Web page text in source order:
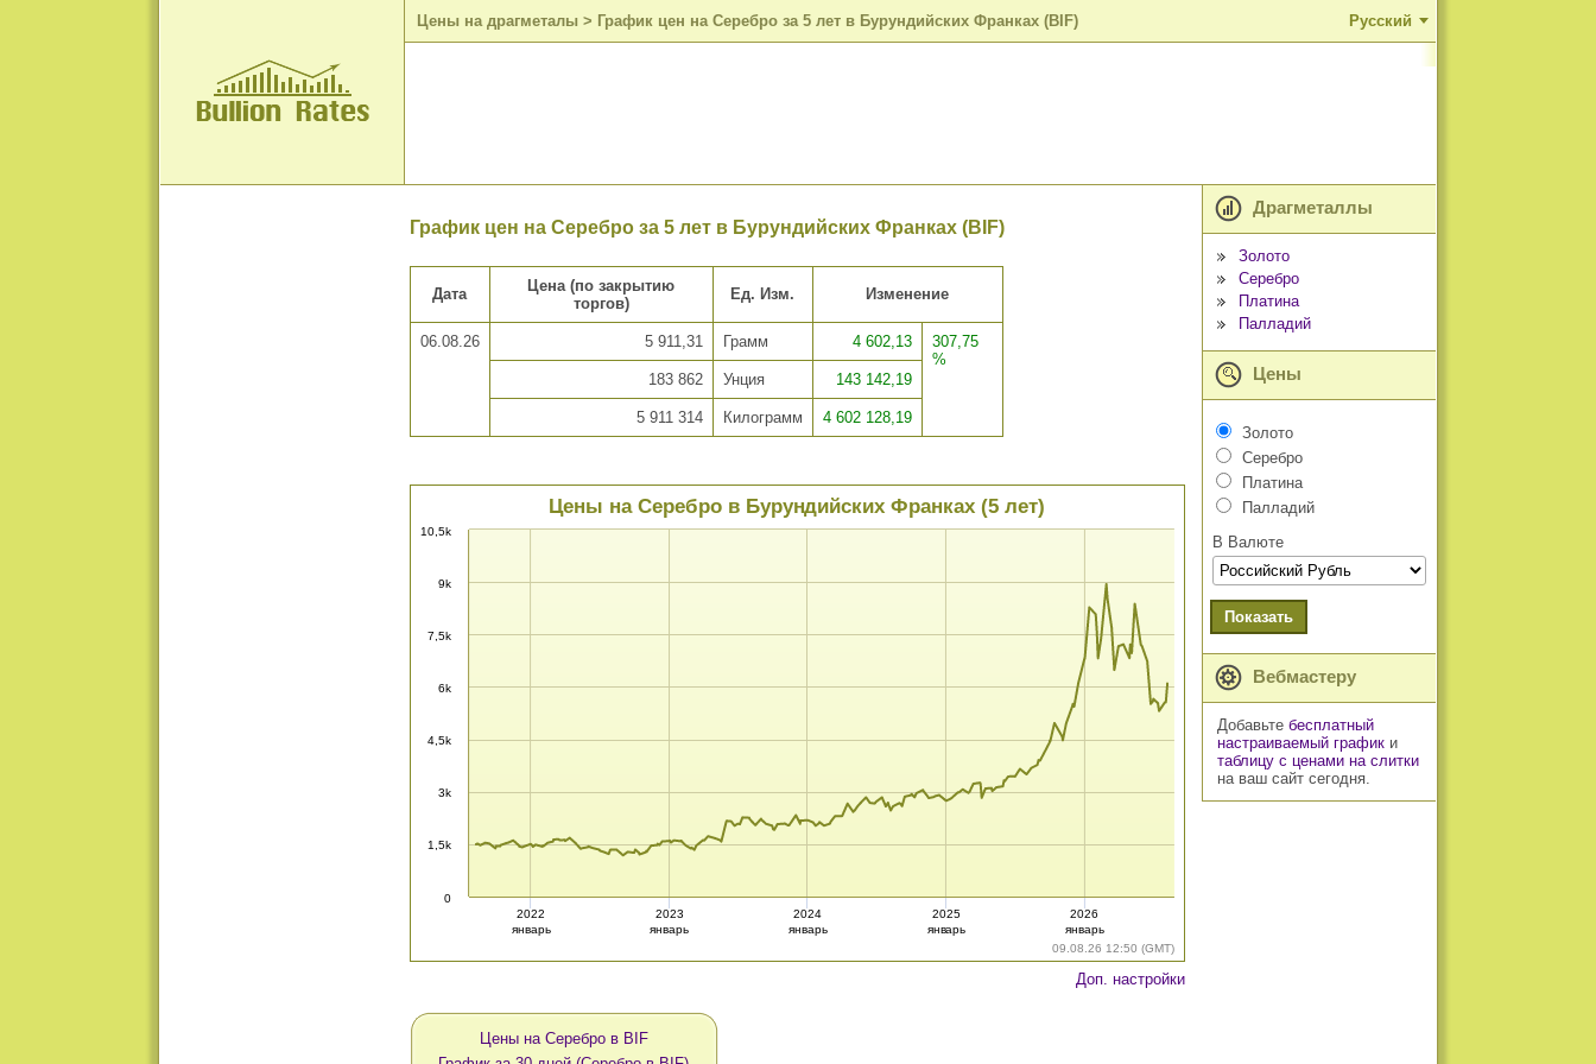
Цены на драгметалы > График цен на Серебро за 5 лет в Бурундийских Франках (BIF) Русский
График цен на Серебро за 5 лет в Бурундийских Франках (BIF)
Дата
Цена (по закрытию
торгов)
Ед. Изм. Изменение
06.08.26 5 911,31 Грамм 4 602,13
307,75
%
183 862
Унция 143 142,19
5 911 314 Килограмм 4 602 128,19
09.08.26 12:50 (GMT)
Цены на Серебро в Бурундийских Франках (5 лет)
0
1,5k
3k
4,5k
6k
7,5k
9k
10,5k
2022
январь
2023
январь
2024
январь
2025
январь
2026
январь
Доп. настройки
Цены на Серебро в BIF
Драгметаллы
Золото
Серебро
Платина
Палладий
Цены
Золото
Серебро
Платина
Палладий
В Валюте
Показать
Вебмастеру
Добавьте бесплатный
настраиваемый графики
таблицу с ценами на слитки
на ваш сайт сегодня.